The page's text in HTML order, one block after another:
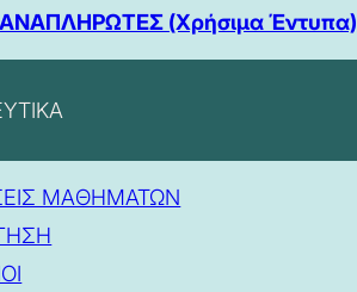
ΑΝΑΠΛΗΡΩΤΕΣ (Χρήσιμα Έντυπα)
ΜΑΘΗΜΑΤΩΝ